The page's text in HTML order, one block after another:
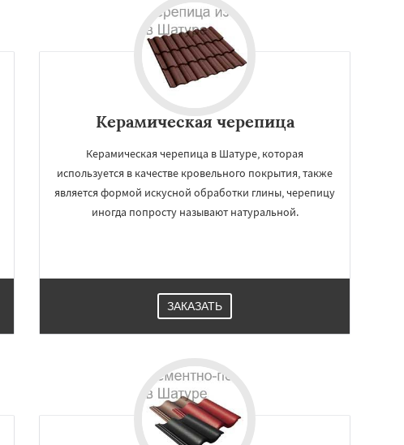
Керамическая черепица
Керамическая черепица в Шатуре, которая
используется в качестве кровельного покрытия, также
является формой искусной обработки глины, черепицу
иногда попросту называют натуральной.
ЗАКАЗАТЬ